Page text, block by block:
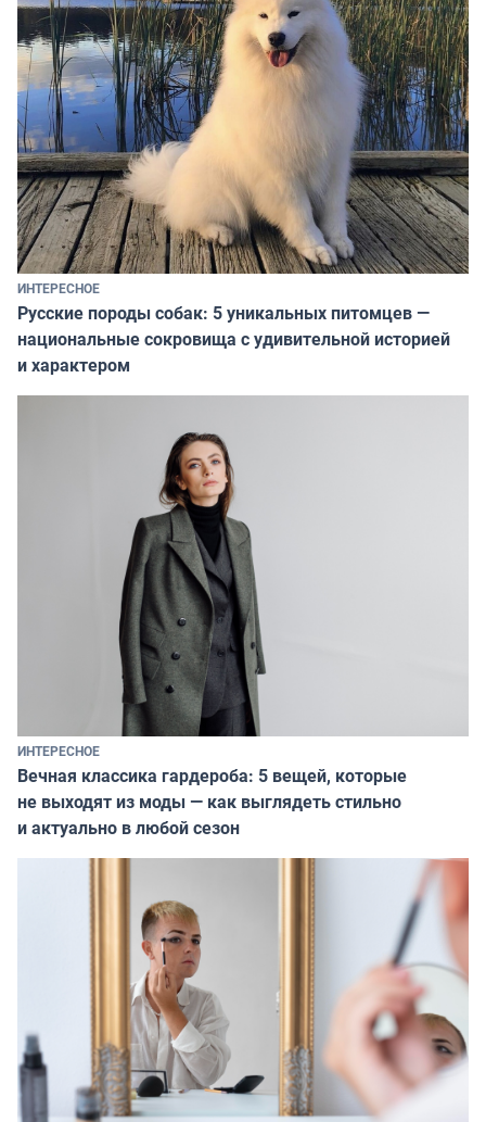
ИНТЕРЕСНОЕ
Русские породы собак: 5 уникальных питомцев —
национальные сокровища с удивительной историей
и характером
ИНТЕРЕСНОЕ
Вечная классика гардероба: 5 вещей, которые
не выходят из моды — как выглядеть стильно
и актуально в любой сезон